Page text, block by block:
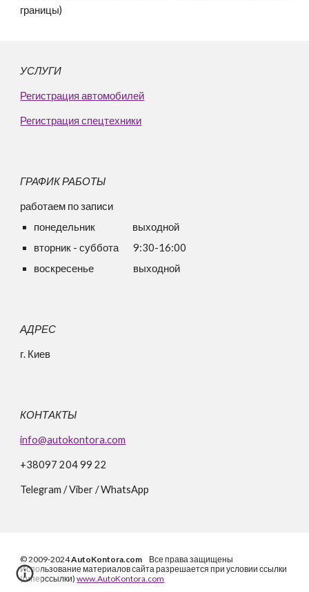
границы)
УСЛУГИ
Регистрация автомобилей
Регистрация спецтехники
ГРАФИК РАБОТЫ
работаем по записи
понедельник
выходной
вторник -суббота 9:30-16:00
воскресенье выходной
АДРЕС
г. Киев
КОНТАКТЫ
info@autokontora.com
+38097 204 99 22
Telegram / Viber / WhatsApp
© 2009-2024AutoKontora.com Все права защищены
Использование материалов сайта разрешается при условии ссылки
(гиперссылки)www.AutoKontora.com